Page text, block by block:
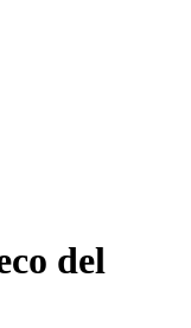
del